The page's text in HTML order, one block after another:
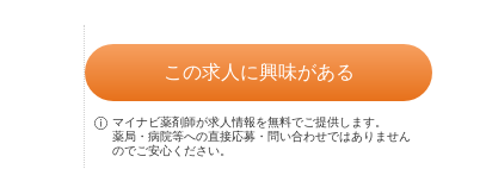
この求人に興味がある
マイナビ薬剤師が求人情報を無料でご提供します。
薬局・病院等への直接応募・問い合わせではありません
のでご安心ください。